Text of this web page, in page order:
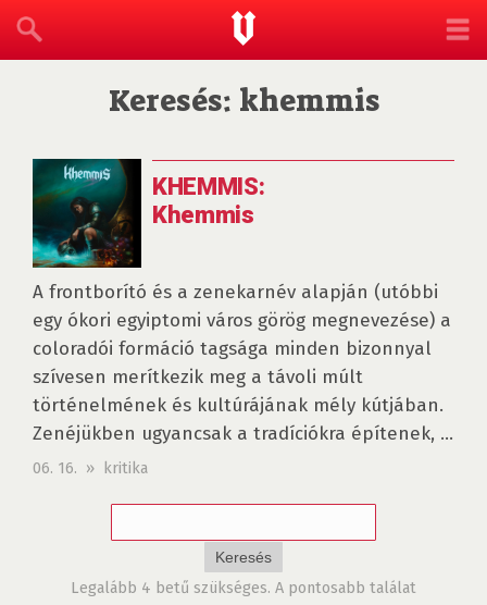
Keresés: khemmis
KHEMMIS:
Khemmis
A frontborító és a zenekarnév alapján (utóbbi
egy ókori egyiptomi város görög megnevezése) a
coloradói formáció tagsága minden bizonnyal
szívesen merítkezik meg a távoli múlt
történelmének és kultúrájának mély kútjában.
Zenéjükben ugyancsak a tradíciókra építenek, ...
06. 16. » kritika
Legalább 4 betű szükséges. A pontosabb találat